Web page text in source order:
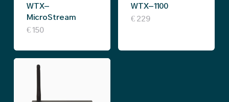
WTX-
MicroStream
€150
WTX-1100
€ 229